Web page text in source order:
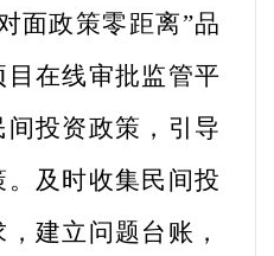
面政策零距离”品
在线审批监管平
投资政策，引导
及时收集民间投
建立问题台账，